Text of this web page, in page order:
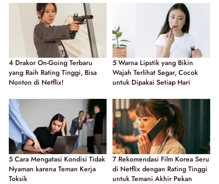
4 Drakor On-Going Terbaru
yang Raih Rating Tinggi, Bisa
Nonton di Netflix!
5 Warna Lipstik yang Bikin
Wajah Terlihat Segar, Cocok
untuk Dipakai Setiap Hari
5 Cara Mengatasi Kondisi Tidak
Nyaman karena Teman Kerja
Toksik
7 Rekomendasi Film Korea Seru
di Netflix dengan Rating Tinggi
untuk Temani Akhir Pekan